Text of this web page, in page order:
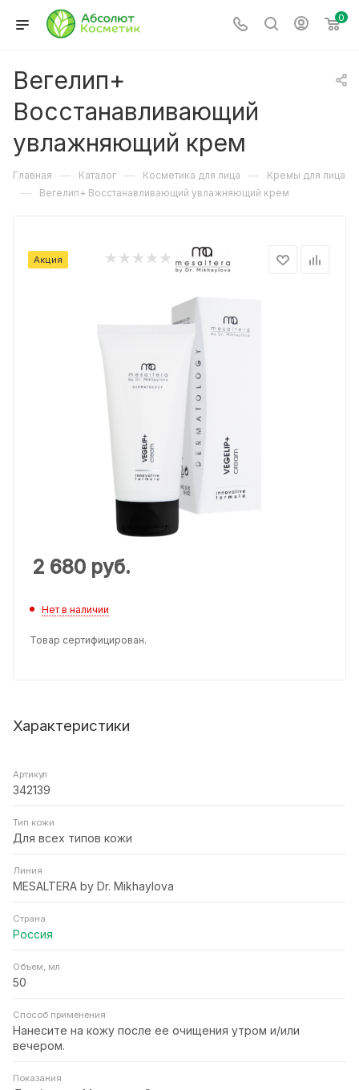
0
Вегелип+
Восстанавливающий
увлажняющий крем
Главная — Каталог — Косметика для лица — Кремы для лица
— Вегелип+ Восстанавливающий увлажняющий крем
Акция
2 680 руб.
Нет в наличии
Товар сертифицирован.
Характеристики
Артикул
342139
Тип кожи
Для всех типов кожи
Линия
MESALTERA by Dr. Mikhaylova
Страна
Россия
Объем, мл
50
Способ применения
Нанесите на кожу после ее очищения утром и/или
вечером.
Показания